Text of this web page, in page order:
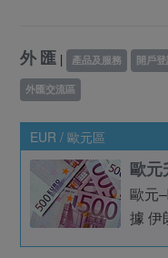
外 匯 | 產品及服務 開戶
外匯交流區
EUR / 歐元區
歐元
歐元
據 伊